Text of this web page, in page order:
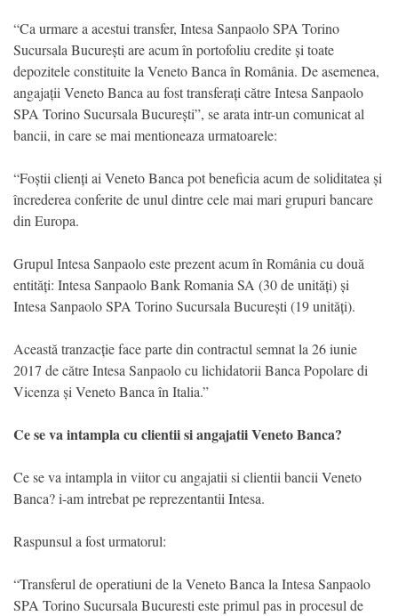
“Ca urmare a acestui transfer, Intesa Sanpaolo SPA Torino
Sucursala București are acum în portofoliu credite și toate
depozitele constituite la Veneto Banca în România. De asemenea,
angajații Veneto Banca au fost transferați către Intesa Sanpaolo
SPA Torino Sucursala București”, se arata intr-un comunicat al
bancii, in care se mai mentioneaza urmatoarele:
“Foștii clienți ai Veneto Banca pot beneficia acum de soliditatea și
încrederea conferite de unul dintre cele mai mari grupuri bancare
din Europa.
Grupul Intesa Sanpaolo este prezent acum în România cu două
entități: Intesa Sanpaolo Bank Romania SA (30 de unități) și
Intesa Sanpaolo SPA Torino Sucursala București (19 unități).
Această tranzacție face parte din contractul semnat la 26 iunie
2017 de către Intesa Sanpaolo cu lichidatorii Banca Popolare di
Vicenza și Veneto Banca în Italia.”
Ce se va intampla cu clientii si angajatii Veneto Banca?
Ce se va intampla in viitor cu angajatii si clientii bancii Veneto
Banca? i-am intrebat pe reprezentantii Intesa.
Raspunsul a fost urmatorul:
“Transferul de operatiuni de la Veneto Banca la Intesa Sanpaolo
SPA Torino Sucursala Bucuresti este primul pas in procesul de